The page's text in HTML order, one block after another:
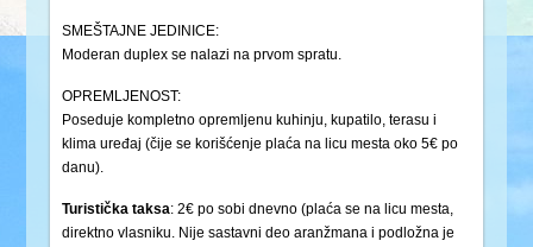
SMEŠTAJNE JEDINICE:
Moderan duplex se nalazi na prvom spratu.
OPREMLJENOST:
Poseduje kompletno opremljenu kuhinju, kupatilo, terasu i
klima uređaj (čije se korišćenje plaća na licu mesta oko 5€ po
danu).
Turistička taksa: 2€ po sobi dnevno (plaća se na licu mesta,
direktno vlasniku. Nije sastavni deo aranžmana i podložna je